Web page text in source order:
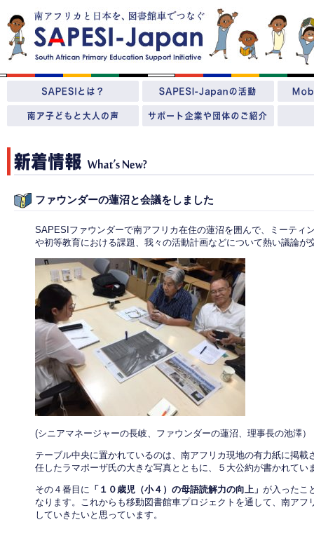
ファウンダーの蓮沼と会議をしました
SAPESIファウンダーで南アフリカ在住の蓮沼を囲んで、ミーティ
や初等教育における課題、我々の活動計画などについて熱い議論が
(シニアマネージャーの長岐、ファウンダーの蓮沼、理事長の池澤）
テーブル中央に置かれているのは、南アフリカ現地の有力紙に掲
任したラマポーザ氏の大きな写真とともに、５大公約が書かれてい
その４番目に 「１０歳児（小４）の母語読解力の向上」 が入ったこ
なります。これからも移動図書館車プロジェクトを通して、南ア
していきたいと思っています。